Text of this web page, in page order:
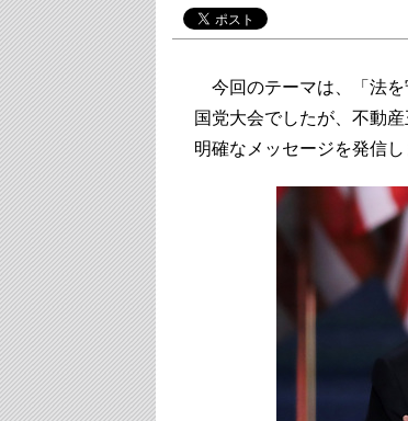
今回のテーマは、「法を
国党大会でしたが、不動
明確なメッセージを発信し